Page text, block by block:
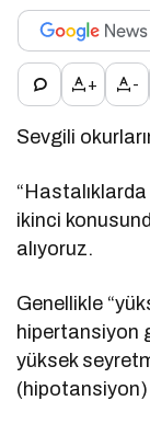
+ -
Sevgili
ikinci
alıyoruz.
Genellikle
hipertansiyon
yüksek
(hipotansiyon)